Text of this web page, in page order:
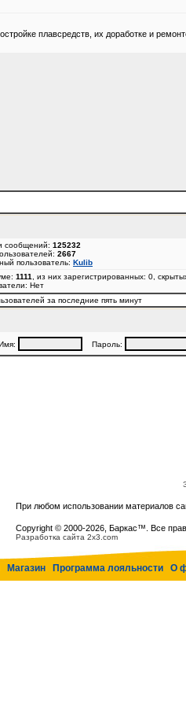
плавсредств, их доработке и
сообщений: 125232
2667
пользователь: Kulib
1111
, из них зарегистрированных: 0,
Нет
за последние пять минут
Пароль:
При любом использовании материалов
Copyright © 2000-2026, Баркас™. Все
Разработка сайта 2x3.com
Магазин Программа лояльности О